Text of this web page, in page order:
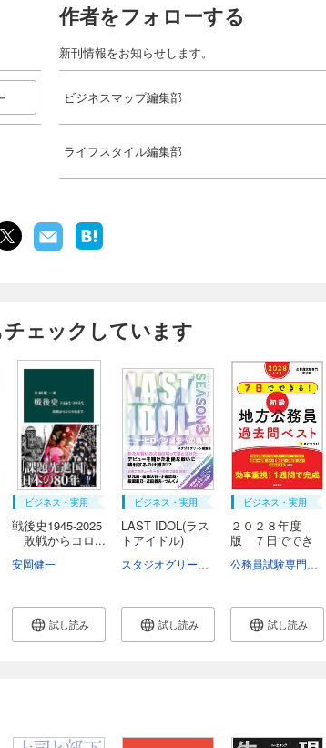
作者をフォローする
新刊情報をお知らせします。
ビジネスマップ編集部
ライフスタイル編集部
ェックしています
ビジネス・実用
戦後史1945-2025
敗戦からコロ...
安岡健一
試し読み
ビジネス・実用
LAST IDOL(ラス
トアイドル)
試し読み
ビジネス・実用
２０２８年度
版 ７日ででき
試し読み